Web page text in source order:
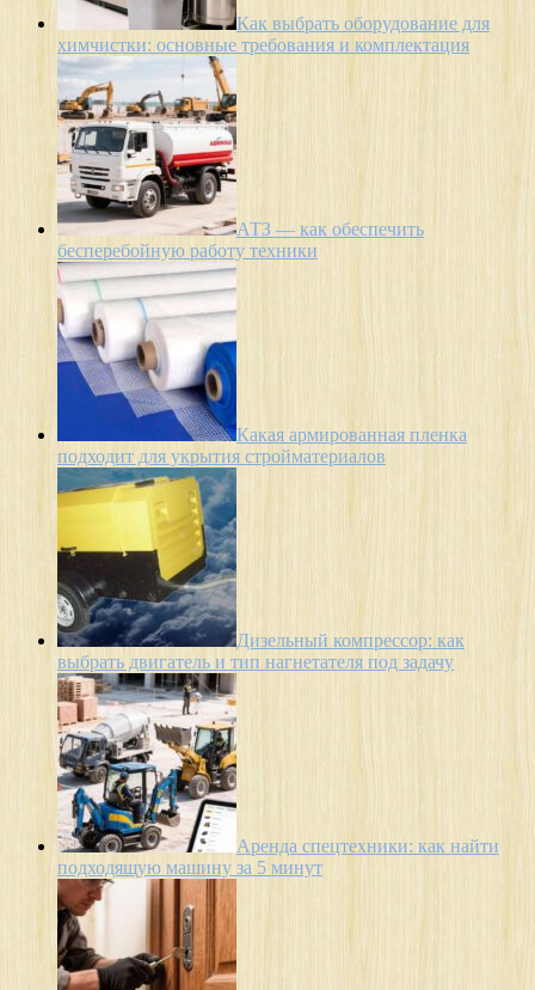
Как выбрать оборудование для
химчистки: основные требования и комплектация
АТЗ — как обеспечить
бесперебойную работу техники
Какая армированная пленка
подходит для укрытия стройматериалов
Дизельный компрессор: как
выбрать двигатель и тип нагнетателя под задачу
Аренда спецтехники: как найти
подходящую машину за 5 минут